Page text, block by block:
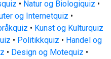
• Natur og Biologiquiz •
og Internetquiz •
• Kunst og Kulturquiz
• Politikkquiz • Handel og
• Design og Motequiz •